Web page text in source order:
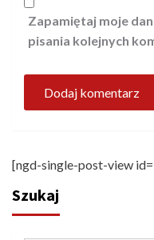
Zapamiętaj moje
pisania kolejnych
[ngd-single-post-view
Szukaj